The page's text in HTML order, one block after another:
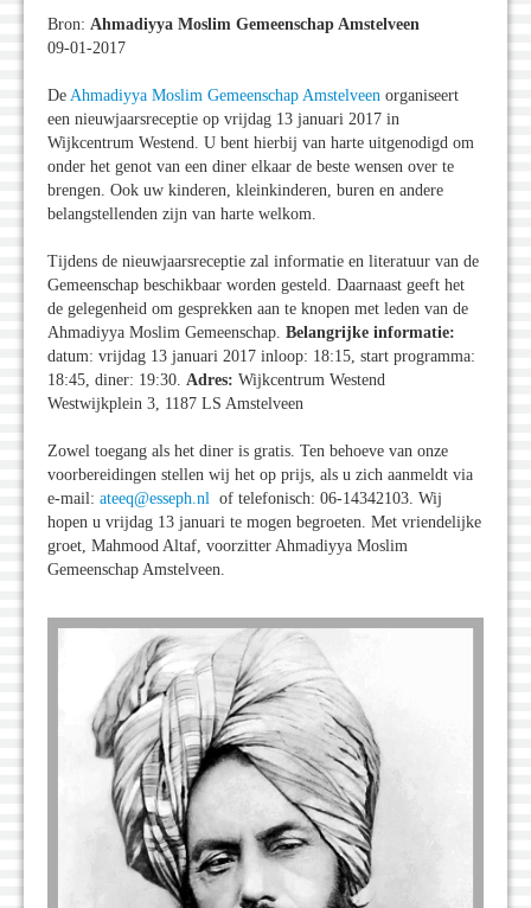
Bron: Ahmadiyya Moslim Gemeenschap Amstelveen
09-01-2017
De Ahmadiyya Moslim Gemeenschap Amstelveen organiseert
een nieuwjaarsreceptie op vrijdag 13 januari 2017 in
Wijkcentrum Westend. U bent hierbij van harte uitgenodigd om
onder het genot van een diner elkaar de beste wensen over te
brengen. Ook uw kinderen, kleinkinderen, buren en andere
belangstellenden zijn van harte welkom.
Tijdens de nieuwjaarsreceptie zal informatie en literatuur van de
Gemeenschap beschikbaar worden gesteld. Daarnaast geeft het
de gelegenheid om gesprekken aan te knopen met leden van de
Ahmadiyya Moslim Gemeenschap. Belangrijke informatie:
datum: vrijdag 13 januari 2017 inloop: 18:15, start programma:
18:45, diner: 19:30. Adres: Wijkcentrum Westend
Westwijkplein 3, 1187 LS Amstelveen
Zowel toegang als het diner is gratis. Ten behoeve van onze
voorbereidingen stellen wij het op prijs, als u zich aanmeldt via
e-mail: ateeq@esseph.nl of telefonisch: 06-14342103. Wij
hopen u vrijdag 13 januari te mogen begroeten. Met vriendelijke
groet, Mahmood Altaf, voorzitter Ahmadiyya Moslim
Gemeenschap Amstelveen.